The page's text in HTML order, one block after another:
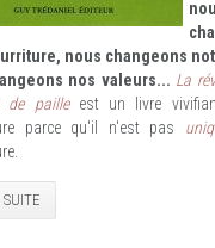
nous changeons
nos valeurs... La
de pailleest un livre
parce qu'il n'est pas
SUITE